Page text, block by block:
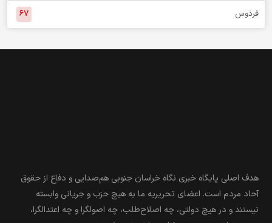
فردوس ۶۷
هدف اصلی پایگاه خبری نگاه خراسان جنوبی هم‌صدایی و دفاع از حقوق
آحاد مردم است. اعضای تحریریه ما به هیچ حزب و جریانی وابسته
نیستند و در هیچ دولتی، چه اصلاح‌طلب، چه اصولگرا و چه اعتدالگرا،